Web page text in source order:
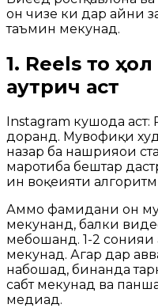
он чизе ки дар айни
таъмин мекунад.
1. Reels то
аутрич аст
Instagram кушода аст:
доранд. Мувофиқи
назар ба нашрияҳои
маротиба бештар
ин воқеияти
Аммо фаҳмидани он
мекунанд, балки
мебошанд. 1-2 сонияи
мекунад. Агар дар
набошад, бинанда
сабт мекунад ва
медиҳад.